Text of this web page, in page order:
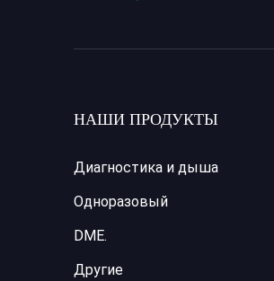
НАШИ ПРОДУКТЫ
Диагностика и дыша
Одноразовый
DME.
Другие